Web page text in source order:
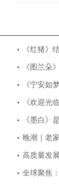
《红猪》
《图兰朵
《宁安如
《欢迎光
究生了吗?
《墨白》
晚潮｜老
高质量发
全球聚焦